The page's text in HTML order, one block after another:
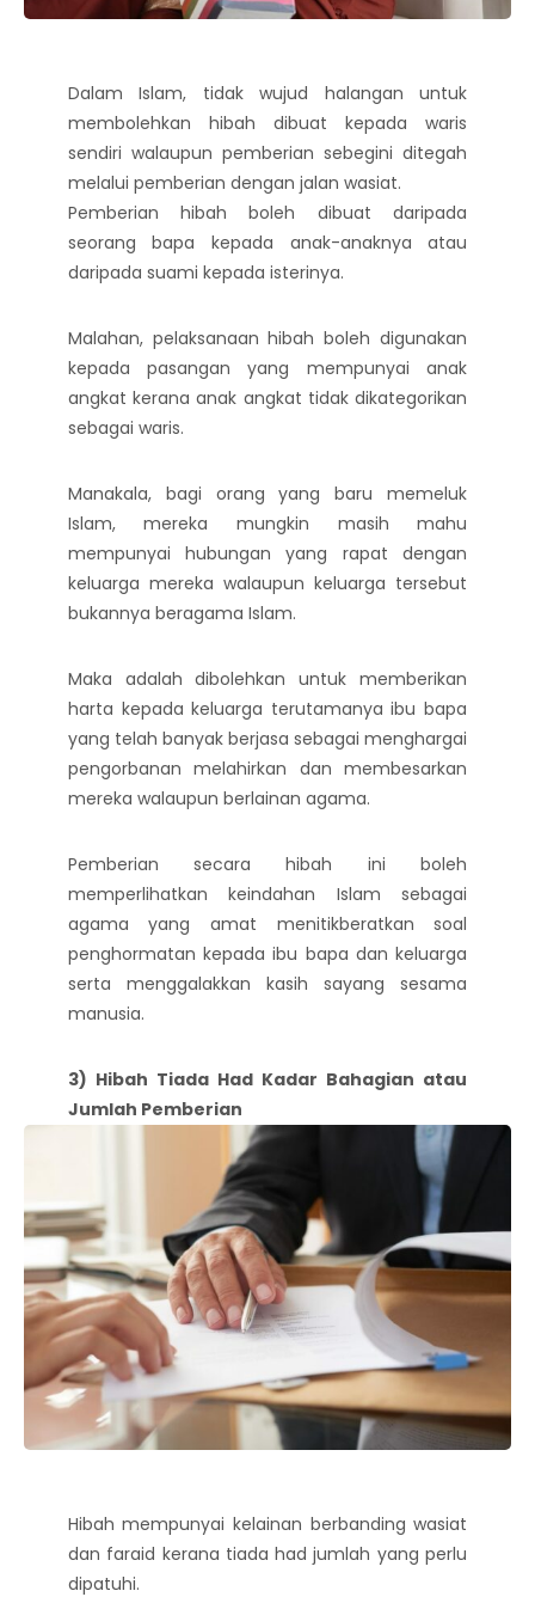
Dalam Islam, tidak wujud halangan untuk
membolehkan hibah dibuat kepada waris
sendiri walaupun pemberian sebegini ditegah
melalui pemberian dengan jalan wasiat.
Pemberian hibah boleh dibuat daripada
seorang bapa kepada anak-anaknya atau
daripada suami kepada isterinya.
Malahan, pelaksanaan hibah boleh digunakan
kepada pasangan yang mempunyai anak
angkat kerana anak angkat tidak dikategorikan
sebagai waris.
Manakala, bagi orang yang baru memeluk
Islam, mereka mungkin masih mahu
mempunyai hubungan yang rapat dengan
keluarga mereka walaupun keluarga tersebut
bukannya beragama Islam.
Maka adalah dibolehkan untuk memberikan
harta kepada keluarga terutamanya ibu bapa
yang telah banyak berjasa sebagai menghargai
pengorbanan melahirkan dan membesarkan
mereka walaupun berlainan agama.
Pemberian secara hibah ini boleh
memperlihatkan keindahan Islam sebagai
agama yang amat menitikberatkan soal
penghormatan kepada ibu bapa dan keluarga
serta menggalakkan kasih sayang sesama
manusia.
3) Hibah Tiada Had Kadar Bahagian atau
Jumlah Pemberian
Hibah mempunyai kelainan berbanding wasiat
dan faraid kerana tiada had jumlah yang perlu
dipatuhi.